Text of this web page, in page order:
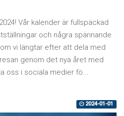
Vår kalender är fullspäckad
och några spännande
vi längtar efter att dela med
genom det nya året med
oss i sociala medier fö...
2024-01-01